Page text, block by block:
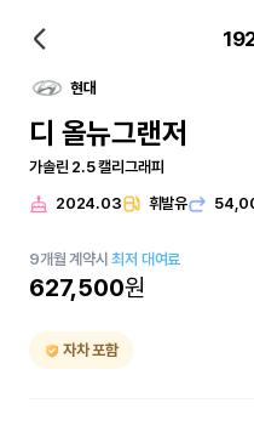
현대
디 올뉴그랜저
가솔린 2.5 캘리그래피
2024.03 휘발유
9개월 계약시최저 대여료
627,500원
자차 포함